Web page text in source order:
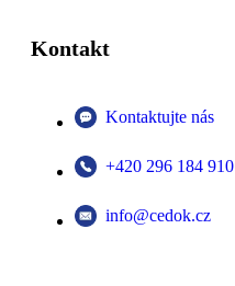
Kontakt
Kontaktujte nás
+420 296 184 910
info@cedok.cz